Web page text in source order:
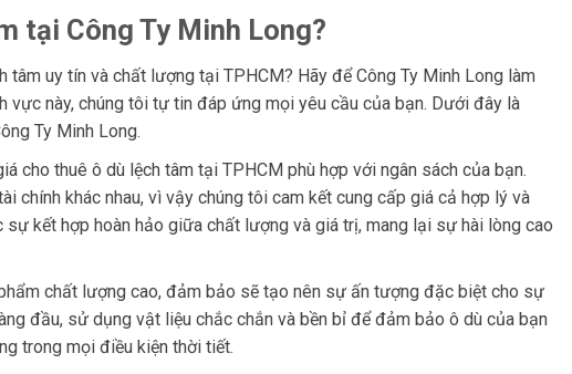
tại Công Ty Minh Long?
tâm uy tín và chất lượng tại TPHCM? Hãy để Công Ty Minh Long làm
vực này, chúng tôi tự tin đáp ứng mọi yêu cầu của bạn. Dưới đây là
Ty Minh Long.
cho thuê ô dù lệch tâm tại TPHCM phù hợp với ngân sách của bạn.
chính khác nhau, vì vậy chúng tôi cam kết cung cấp giá cả hợp lý và
kết hợp hoàn hảo giữa chất lượng và giá trị, mang lại sự hài lòng cao
chất lượng cao, đảm bảo sẽ tạo nên sự ấn tượng đặc biệt cho sự
đầu, sử dụng vật liệu chắc chắn và bền bỉ để đảm bảo ô dù của bạn
trong mọi điều kiện thời tiết.